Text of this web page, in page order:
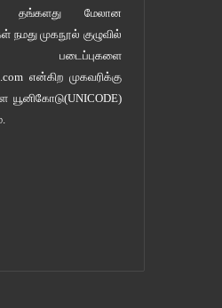
தங்களது மேலான
நமதுமுகநூல் குழுவில்
படைப்புகளை
என்கிற முகவரிக்கு
யூனிகோடு(UNICODE)